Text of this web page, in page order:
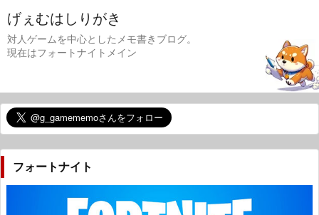
げぇむはしりがき
対人ゲームを中心としたメモ書きブログ。
現在はフォートナイトメイン
フォートナイト